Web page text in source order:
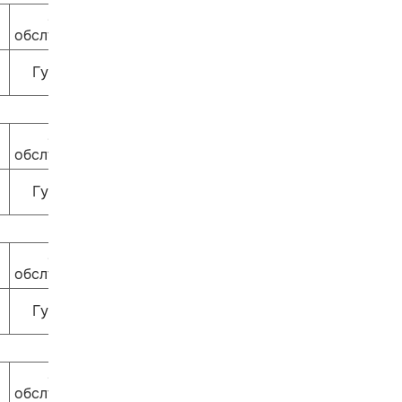
Залы
обслуживания
Гулливер
Залы
обслуживания
Гулливер
Залы
обслуживания
Гулливер
Залы
обслуживания